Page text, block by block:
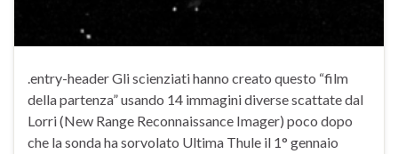
.entry-header Gli scienziati hanno creato questo “film
della partenza” usando 14 immagini diverse scattate dal
Lorri (New Range Reconnaissance Imager) poco dopo
che la sonda ha sorvolato Ultima Thule il 1° gennaio